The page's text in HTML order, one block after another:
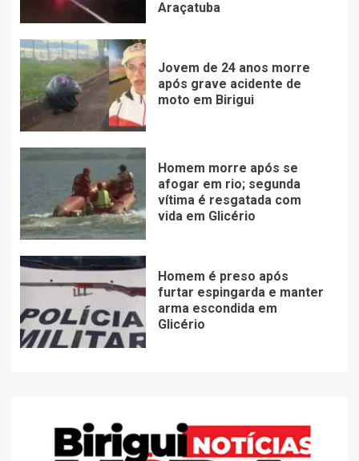
Araçatuba
Jovem de 24 anos morre
após grave acidente de
moto em Birigui
Homem morre após se
afogar em rio; segunda
vítima é resgatada com
vida em Glicério
Homem é preso após
furtar espingarda e manter
arma escondida em
Glicério